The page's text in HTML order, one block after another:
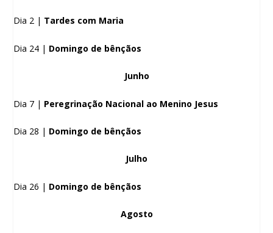
Dia 2 | Tardes com Maria
Dia 24 | Domingo de bênçãos
Junho
Dia 7 | Peregrinação Nacional ao Menino Jesus
Dia 28 | Domingo de bênçãos
Julho
Dia 26 | Domingo de bênçãos
Agosto